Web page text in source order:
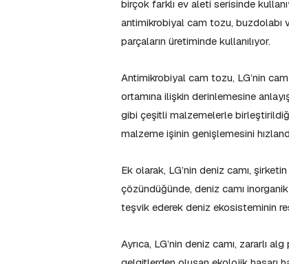
birçok farklı ev aleti serisinde
antimikrobiyal cam tozu, buzdolabı
parçaların üretiminde kullanılıyor.
Antimikrobiyal cam tozu, LG’nin
ortamına ilişkin derinlemesine
gibi çeşitli malzemelerle
malzeme işinin genişlemesini
Ek olarak, LG’nin deniz camı,
çözündüğünde, deniz camı
teşvik ederek deniz ekosisteminin
Ayrıca, LG’nin deniz camı, zararlı